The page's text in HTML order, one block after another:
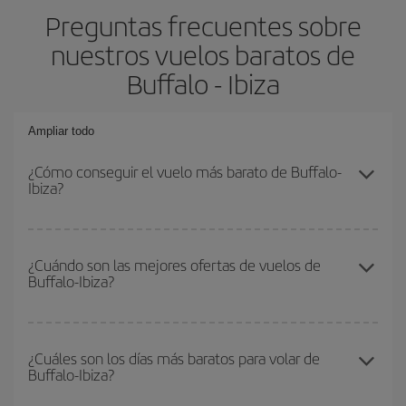
Preguntas frecuentes sobre
nuestros vuelos baratos de
Buffalo - Ibiza
Ampliar todo
¿Cómo conseguir el vuelo más barato de Buffalo-
Ibiza?
conseguir el vuelo más barato si evitas temporadas altas,
compras con antelación y puedes ser flexible con las fechas y
¿Cuándo son las mejores ofertas de vuelos de
Buffalo-Ibiza?
temporadas altas
. Aunque depende de tu destino, por lo general
las Navidades, la Semana Santa y los periodos de vacaciones
¿Cuáles son los días más baratos para volar de
Buffalo-Ibiza?